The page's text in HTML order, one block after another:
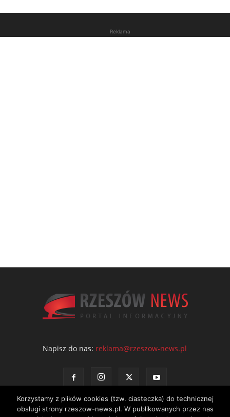
Reklama
Napisz do nas: reklama@rzeszow-news.pl
Korzystamy z plików cookies (tzw. ciasteczka) do technicznej
obsługi strony rzeszow-news.pl. W publikowanych przez nas